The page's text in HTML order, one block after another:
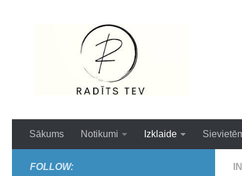
Sākums Notikumi Izklaide
FOLLOW: